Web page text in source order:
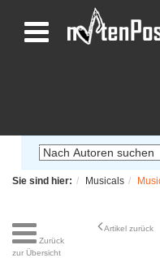
Sie sind hier: Musicals
Zurück
zur Übersicht
Artikel zurück